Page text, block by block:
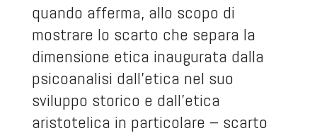
quando afferma, allo scopo di
mostrare lo scarto che separa la
dimensione etica inaugurata dalla
psicoanalisi dall’etica nel suo
sviluppo storico e dall’etica
aristotelica in particolare – scarto